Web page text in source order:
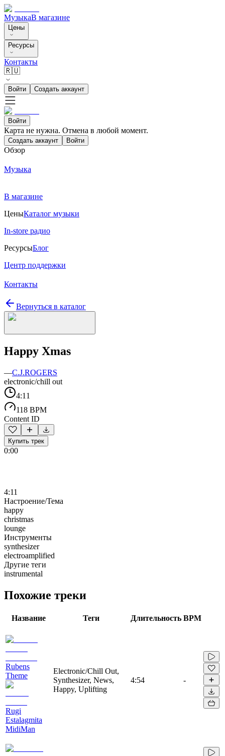
МузыкаВ магазине
Цены
Ресурсы
Контакты
🇷🇺
Войти Создать аккаунт
Войти
Карта не нужна. Отмена в любой момент.
Создать аккаунт Войти
Обзор
Музыка
В магазине
ЦеныКаталог музыки
In-store радио
РесурсыБлог
Центр поддержки
Контакты
Вернуться в каталог
Happy Xmas
—C.J.ROGERS
electronic/chill out
4:11
118 BPM
Content ID
Купить трек
0:00
4:11
Настроение/Тема
happy
christmas
lounge
Инструменты
synthesizer
electroamplified
Другие теги
instrumental
Похожие треки
Название Теги Длительность BPM
Rubens
Theme
Rugi
Estalagmita
MidiMan
Electronic/Chill Out,
Synthesizer, News,
Happy, Uplifting
4:54 -